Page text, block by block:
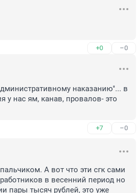
+0 –0
наказанию"... в
у нас ям, канав, провалов- это
+7 –0
А вот что эти сгк сами
в весенний период но
пары тысяч рублей, это уже